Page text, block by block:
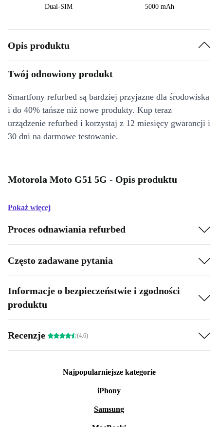
Dual-SIM
5000 mAh
Opis produktu
Twój odnowiony produkt
Smartfony refurbed są bardziej przyjazne dla środowiska
i do 40% tańsze niż nowe produkty. Kup teraz
urządzenie refurbed i korzystaj z 12 miesięcy gwarancji i
30 dni na darmowe testowanie.
Motorola Moto G51 5G - Opis produktu
Pokaż więcej
Proces odnawiania refurbed
Często zadawane pytania
Informacje o bezpieczeństwie i zgodności
produktu
Recenzje (4.6)
Najpopularniejsze kategorie
iPhony
Samsung